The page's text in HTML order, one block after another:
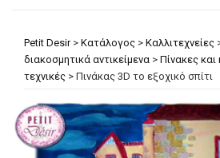
Petit Desir> Κατάλογος > Καλλιτεχνείες
διακοσμητικά αντικείμενα > Πίνακες
τεχνικές > Πινάκας 3D το εξοχικό σπίτι